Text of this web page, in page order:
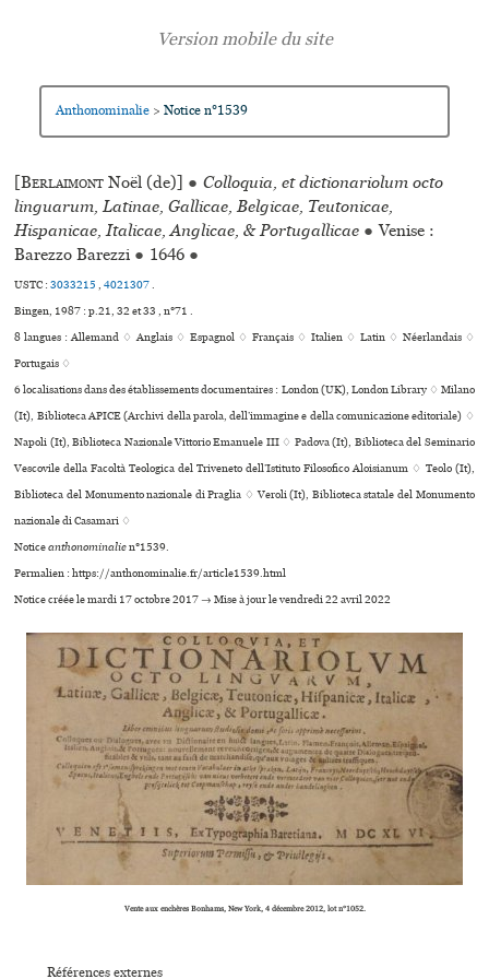
Anthonominalie > Notice n°1539
[Berlaimont Noël (de)] ● Colloquia, et dictionariolum octo
linguarum, Latinae, Gallicae, Belgicae, Teutonicae,
Hispanicae, Italicae, Anglicae, & Portugallicae ● Venise :
Barezzo Barezzi ● 1646 ●
USTC :3033215,4021307.
Bingen, 1987 : p.21, 32 et 33 , n°71 .
8 langues :Allemand ♢Anglais ♢Espagnol ♢ Français ♢ Italien ♢ Latin ♢ Néerlandais ♢
Portugais ♢
6 localisations dans des établissements documentaires : London (UK), London Library ♢ Milano
(It), Biblioteca APICE (Archivi della parola, dell’immagine e della comunicazione editoriale) ♢
Napoli (It), Biblioteca Nazionale Vittorio Emanuele III ♢ Padova (It), Biblioteca del Seminario
Vescovile della Facoltà Teologica del Triveneto dell’Istituto Filosofico Aloisianum ♢ Teolo (It),
Biblioteca del Monumento nazionale di Praglia ♢ Veroli (It), Biblioteca statale del Monumento
nazionale di Casamari ♢
Noticeanthonominalien°1539.
Permalien : https://anthonominalie.fr/article1539.html
Notice créée le mardi 17 octobre 2017 → Mise à jour le vendredi 22 avril 2022
Vente aux enchères Bonhams, New York, 4 décembre 2012, lot n°1052.
Références externes